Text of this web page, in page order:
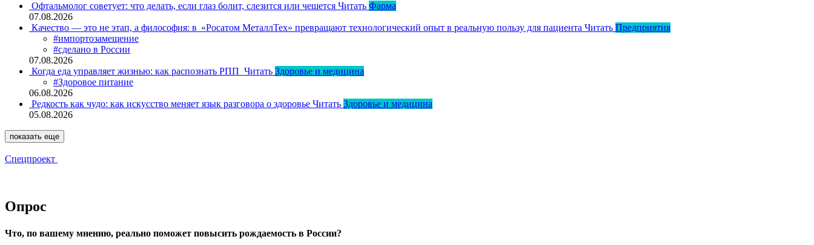
Офтальмолог советует: что делать, если глаз болит, слезится или чешется Читать Фарма
07.08.2026
Качество — это не этап, а философия: в «Росатом МеталлТех» превращают технологический опыт в реальную пользу для пациента Читать Предприятия
#импортозамещение
#сделано в России
07.08.2026
Когда еда управляет жизнью: как распознать РПП Читать Здоровье и медицина
#Здоровое питание
06.08.2026
Редкость как чудо: как искусство меняет язык разговора о здоровье Читать Здоровье и медицина
05.08.2026
показать еще
Спецпроект
Опрос
Что, по вашему мнению, реально поможет повысить рождаемость в России?